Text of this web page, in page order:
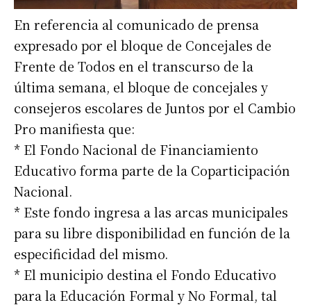
En referencia al comunicado de prensa
expresado por el bloque de Concejales de
Frente de Todos en el transcurso de la
última semana, el bloque de concejales y
consejeros escolares de Juntos por el Cambio
Pro manifiesta que:
* El Fondo Nacional de Financiamiento
Educativo forma parte de la Coparticipación
Nacional.
* Este fondo ingresa a las arcas municipales
para su libre disponibilidad en función de la
especificidad del mismo.
* El municipio destina el Fondo Educativo
para la Educación Formal y No Formal, tal